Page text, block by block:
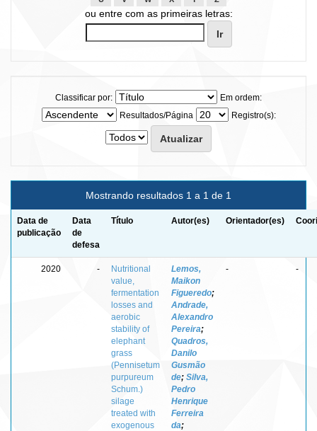
ou entre com as primeiras letras:
Classificar por:
Em ordem:
Resultados/Página
Registro(s):
Mostrando resultados 1 a 1 de 1
Data de
publicação
Data
de
defesa
Título Autor(es) Orientador(es)
2020 -
Nutritional
value,
fermentation
losses and
aerobic
stability of
elephant
grass
(Pennisetum
purpureum
Schum.)
silage
treated with
exogenous
Lemos,
Maikon
Figueredo;
Andrade,
Alexandro
Pereira;
Quadros,
Danilo
Gusmão
de; Silva,
Pedro
Henrique
Ferreira
da;
- -